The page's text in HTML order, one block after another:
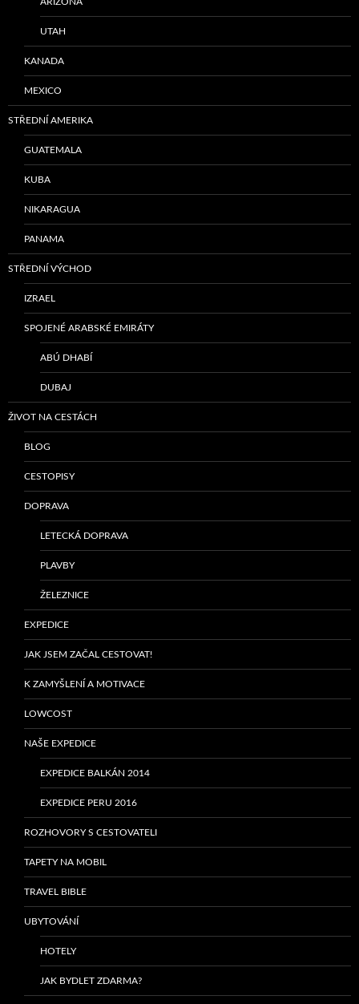
UTAH
KANADA
MEXICO
STŘEDNÍ AMERIKA
GUATEMALA
KUBA
NIKARAGUA
PANAMA
STŘEDNÍ VÝCHOD
IZRAEL
SPOJENÉ ARABSKÉ EMIRÁTY
ABÚ DHABÍ
DUBAJ
ŽIVOT NA CESTÁCH
BLOG
CESTOPISY
DOPRAVA
LETECKÁ DOPRAVA
PLAVBY
ŽELEZNICE
EXPEDICE
JAK JSEM ZAČAL CESTOVAT!
K ZAMYŠLENÍ A MOTIVACE
LOWCOST
NAŠE EXPEDICE
EXPEDICE BALKÁN 2014
EXPEDICE PERU 2016
ROZHOVORY S CESTOVATELI
TAPETY NA MOBIL
TRAVEL BIBLE
UBYTOVÁNÍ
HOTELY
JAK BYDLET ZDARMA?